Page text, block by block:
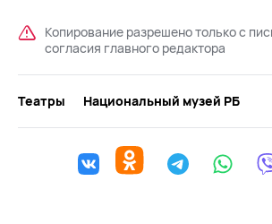
Копирование разрешено только с
согласия главного редактора
Театры Национальный музей РБ